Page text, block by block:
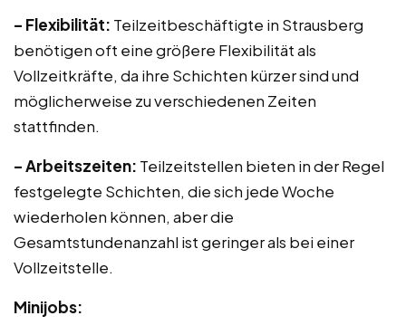
– Flexibilität: Teilzeitbeschäftigte in Strausberg
benötigen oft eine größere Flexibilität als
Vollzeitkräfte, da ihre Schichten kürzer sind und
möglicherweise zu verschiedenen Zeiten
stattfinden.
– Arbeitszeiten: Teilzeitstellen bieten in der Regel
festgelegte Schichten, die sich jede Woche
wiederholen können, aber die
Gesamtstundenanzahl ist geringer als bei einer
Vollzeitstelle.
Minijobs: